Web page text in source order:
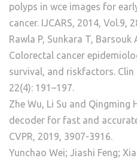
polyps in wce images for
cancer. IJCARS, 2014, Vol.9,
Rawla P, Sunkara T,
Colorectal cancer
survival, and riskfactors. Clin
22(4): 191–197.
Zhe Wu, Li Su and Qingming
decoder for fast and
CVPR, 2019, 3907-3916.
Yunchao Wei; Jiashi Feng;